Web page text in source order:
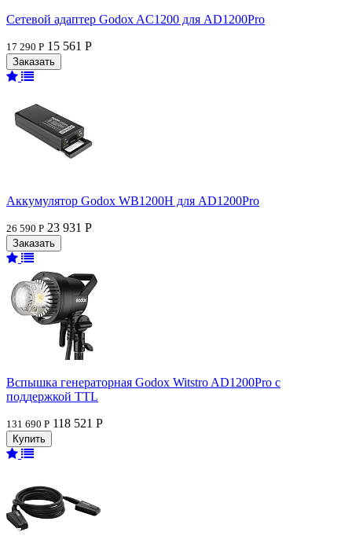
Сетевой адаптер Godox AC1200 для AD1200Pro
17 290 Р 15 561 Р
Аккумулятор Godox WB1200H для AD1200Pro
26 590 Р 23 931 Р
Вспышка генераторная Godox Witstro AD1200Pro с
поддержкой TTL
131 690 Р 118 521 Р